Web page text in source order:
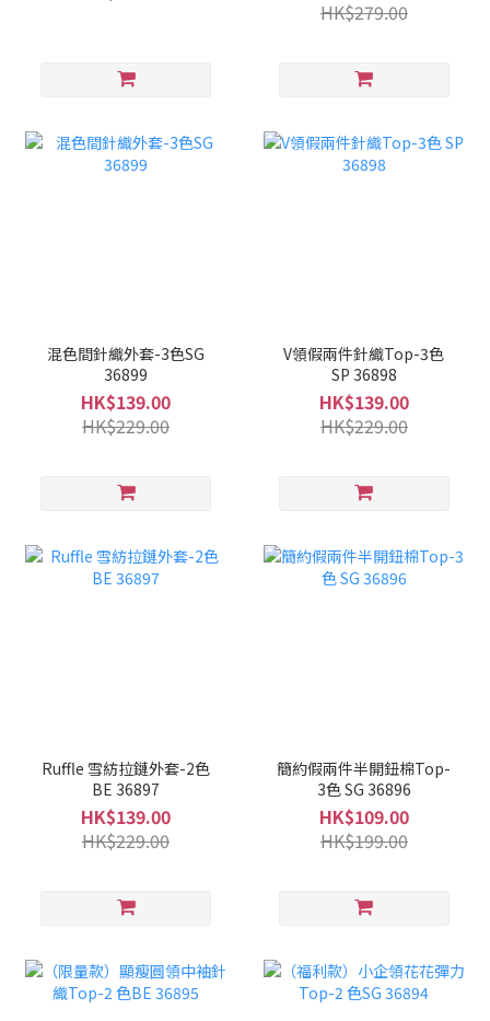
HK$279.00
混色間針織外套-3色SG
36899
HK$139.00
HK$229.00
V領假兩件針織Top-3色
SP 36898
HK$139.00
HK$229.00
Ruffle 雪紡拉鏈外套-2色
BE 36897
HK$139.00
HK$229.00
簡約假兩件半開鈕棉Top-
3色 SG 36896
HK$109.00
HK$199.00